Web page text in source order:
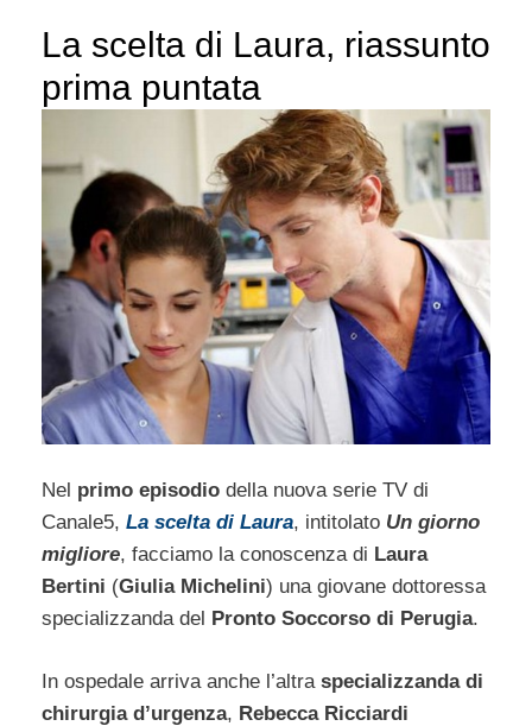
La scelta di Laura, riassunto
prima puntata
Nel primo episodio della nuova serie TV di
Canale5, La scelta di Laura, intitolato Un giorno
migliore, facciamo la conoscenza di Laura
Bertini (Giulia Michelini) una giovane dottoressa
specializzanda del Pronto Soccorso di Perugia.
In ospedale arriva anche l’altra specializzanda di
chirurgia d’urgenza, Rebecca Ricciardi